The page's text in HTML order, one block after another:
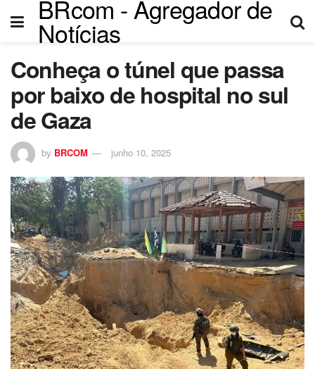
paketleri
panel
panel
panel
panel
BRcom - Agregador de
Notícias
Conheça o túnel que passa
por baixo de hospital no sul
de Gaza
by BRCOM junho 10, 2025